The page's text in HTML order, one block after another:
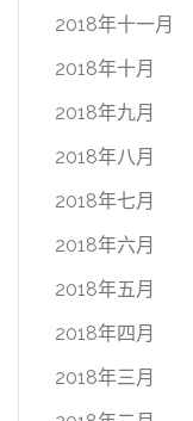
2018年十一月
2018年十月
2018年九月
2018年八月
2018年七月
2018年六月
2018年五月
2018年四月
2018年三月